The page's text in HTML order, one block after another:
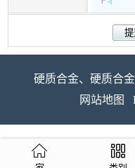
硬质合金、硬质合
网站地图